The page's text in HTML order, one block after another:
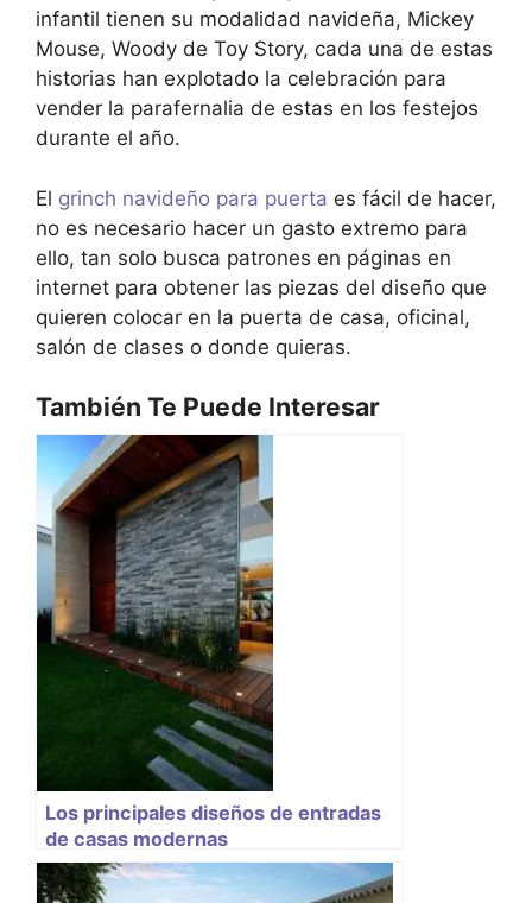
infantil tienen su modalidad navideña, Mickey
Mouse, Woody de Toy Story, cada una de estas
historias han explotado la celebración para
vender la parafernalia de estas en los festejos
durante el año.
El grinch navideño para puerta es fácil de hacer,
no es necesario hacer un gasto extremo para
ello, tan solo busca patrones en páginas en
internet para obtener las piezas del diseño que
quieren colocar en la puerta de casa, oficinal,
salón de clases o donde quieras.
También Te Puede Interesar
Los principales diseños de entradas
de casas modernas